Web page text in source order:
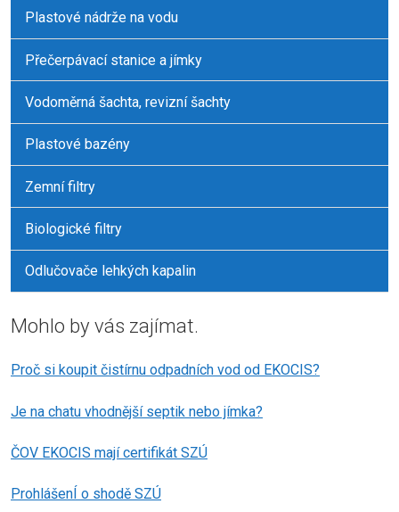
Plastové nádrže na vodu
Přečerpávací stanice a jímky
Vodoměrná šachta, revizní šachty
Plastové bazény
Zemní filtry
Biologické filtry
Odlučovače lehkých kapalin
Mohlo by vás zajímat.
Proč si koupit čistírnu odpadních vod od EKOCIS?
Je na chatu vhodnější septik nebo jímka?
ČOV EKOCIS mají certifikát SZÚ
ProhlášenÍ o shodě SZÚ